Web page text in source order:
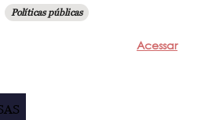
Políticas públicas
Acessar